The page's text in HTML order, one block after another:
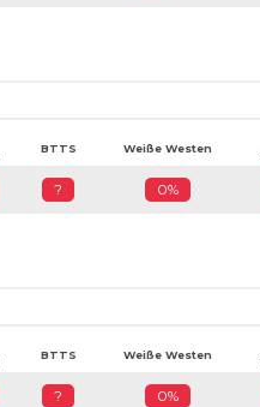
BTTS Weiße Westen
? 0%
BTTS Weiße Westen
? 0%